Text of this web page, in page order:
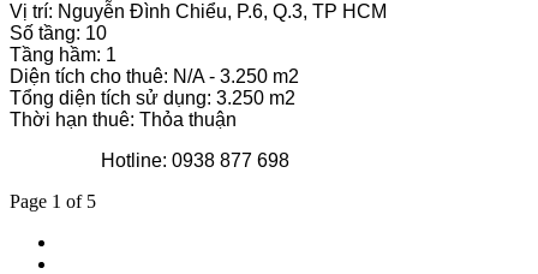
Vị trí: Nguyễn Đình Chiểu, P.6, Q.3, TP HCM
Số tầng: 10
Tầng hầm: 1
Diện tích cho thuê: N/A - 3.250 m2
Tổng diện tích sử dụng: 3.250 m2
Thời hạn thuê: Thỏa thuận
Hotline: 0938 877 698
Page 1 of 5